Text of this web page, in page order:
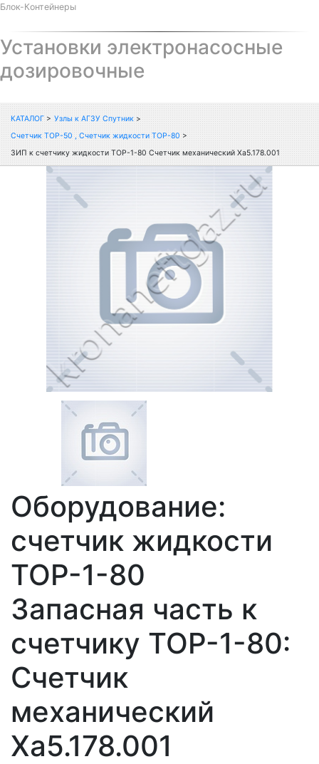
Блок-Контейнеры
Установки электронасосные
дозировочные
КАТАЛОГ > Узлы к АГЗУ Спутник >
Счетчик ТОР-50 , Счетчик жидкости ТОР-80 >
ЗИП к счетчику жидкости ТОР-1-80 Счетчик механический Ха5.178.001
Оборудование:
счетчик жидкости
ТОР-1-80
Запасная часть к
счетчику ТОР-1-80:
Счетчик
механический
Ха5.178.001